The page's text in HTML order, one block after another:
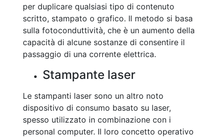
per duplicare qualsiasi tipo di contenuto
scritto, stampato o grafico. Il metodo si basa
sulla fotoconduttività, che è un aumento della
capacità di alcune sostanze di consentire il
passaggio di una corrente elettrica.
Stampante laser
Le stampanti laser sono un altro noto
dispositivo di consumo basato su laser,
spesso utilizzato in combinazione con i
personal computer. Il loro concetto operativo